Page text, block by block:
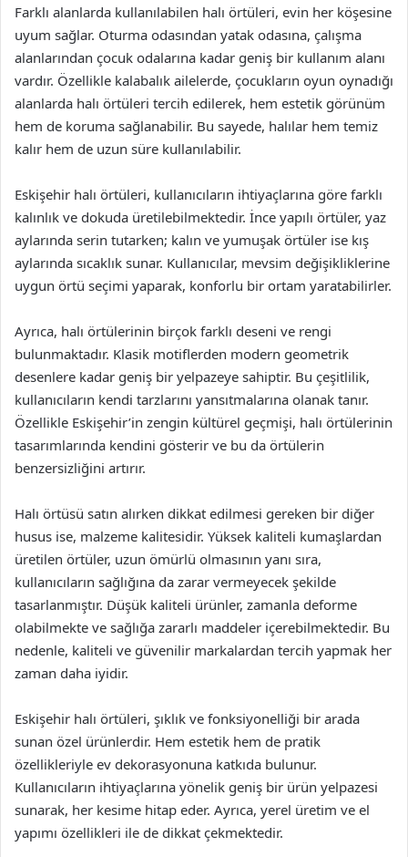
Farklı alanlarda kullanılabilen halı örtüleri, evin her köşesine
uyum sağlar. Oturma odasından yatak odasına, çalışma
alanlarından çocuk odalarına kadar geniş bir kullanım alanı
vardır. Özellikle kalabalık ailelerde, çocukların oyun oynadığı
alanlarda halı örtüleri tercih edilerek, hem estetik görünüm
hem de koruma sağlanabilir. Bu sayede, halılar hem temiz
kalır hem de uzun süre kullanılabilir.
Eskişehir halı örtüleri, kullanıcıların ihtiyaçlarına göre farklı
kalınlık ve dokuda üretilebilmektedir. İnce yapılı örtüler, yaz
aylarında serin tutarken; kalın ve yumuşak örtüler ise kış
aylarında sıcaklık sunar. Kullanıcılar, mevsim değişikliklerine
uygun örtü seçimi yaparak, konforlu bir ortam yaratabilirler.
Ayrıca, halı örtülerinin birçok farklı deseni ve rengi
bulunmaktadır. Klasik motiflerden modern geometrik
desenlere kadar geniş bir yelpazeye sahiptir. Bu çeşitlilik,
kullanıcıların kendi tarzlarını yansıtmalarına olanak tanır.
Özellikle Eskişehir’in zengin kültürel geçmişi, halı örtülerinin
tasarımlarında kendini gösterir ve bu da örtülerin
benzersizliğini artırır.
Halı örtüsü satın alırken dikkat edilmesi gereken bir diğer
husus ise, malzeme kalitesidir. Yüksek kaliteli kumaşlardan
üretilen örtüler, uzun ömürlü olmasının yanı sıra,
kullanıcıların sağlığına da zarar vermeyecek şekilde
tasarlanmıştır. Düşük kaliteli ürünler, zamanla deforme
olabilmekte ve sağlığa zararlı maddeler içerebilmektedir. Bu
nedenle, kaliteli ve güvenilir markalardan tercih yapmak her
zaman daha iyidir.
Eskişehir halı örtüleri, şıklık ve fonksiyonelliği bir arada
sunan özel ürünlerdir. Hem estetik hem de pratik
özellikleriyle ev dekorasyonuna katkıda bulunur.
Kullanıcıların ihtiyaçlarına yönelik geniş bir ürün yelpazesi
sunarak, her kesime hitap eder. Ayrıca, yerel üretim ve el
yapımı özellikleri ile de dikkat çekmektedir.